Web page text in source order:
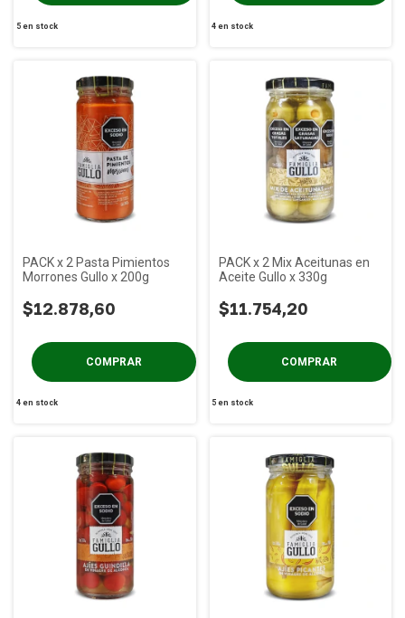
5en stock 4 en stock
PACK x 2 Pasta Pimientos
Morrones Gullo x 200g
$12.878,60
4en stock
PACK x 2 Mix Aceitunas en
Aceite Gullo x 330g
$11.754,20
5 en stock